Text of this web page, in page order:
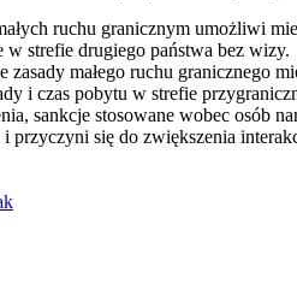
ruchu granicznym umożliwi
w strefie drugiego państwa bez wizy.
zasady małego ruchu granicznego
i czas pobytu w strefie
sankcje stosowane wobec osób
i przyczyni się do zwiększenia